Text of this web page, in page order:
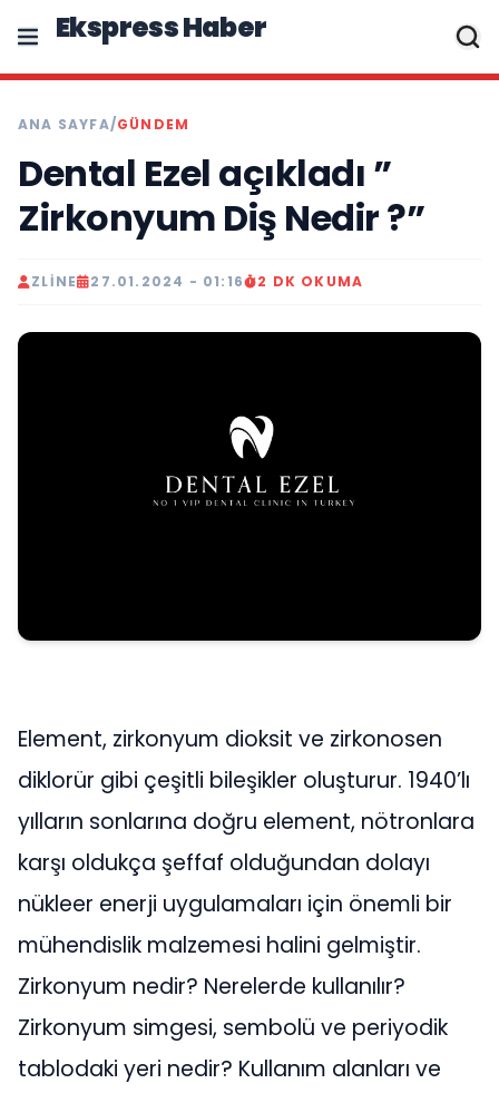
Ekspress Haber
ANA SAYFA/GÜNDEM
Dental Ezel açıkladı ”
Zirkonyum Diş Nedir ?”
ZLINE 27.01.2024 - 01:16 2 DK OKUMA
Element, zirkonyum dioksit ve zirkonosen
diklorür gibi çeşitli bileşikler oluşturur. 1940’lı
yılların sonlarına doğru element, nötronlara
karşı oldukça şeffaf olduğundan dolayı
nükleer enerji uygulamaları için önemli bir
mühendislik malzemesi halini gelmiştir.
Zirkonyum nedir? Nerelerde kullanılır?
Zirkonyum simgesi, sembolü ve periyodik
tablodaki yeri nedir? Kullanım alanları ve